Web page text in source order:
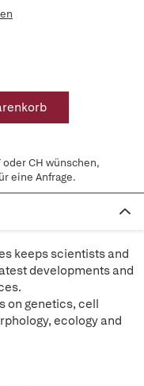
oder CH wünschen,
eine Anfrage.
keeps scientists and
developments and
on genetics, cell
ecology and